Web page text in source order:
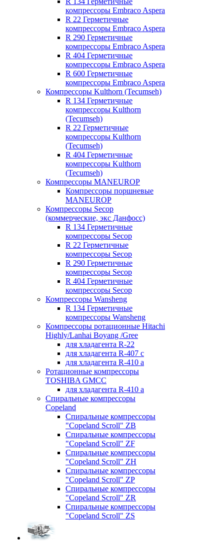
компрессоры Embraco Aspera
R 22 Герметичные
компрессоры Embraco Aspera
R 290 Герметичные
компрессоры Embraco Aspera
R 404 Герметичные
компрессоры Embraco Aspera
R 600 Герметичные
компрессоры Embraco Aspera
Компрессоры Kulthorn (Tecumseh)
R 134 Герметичные
компрессоры Kulthorn
(Tecumseh)
R 22 Герметичные
компрессоры Kulthorn
(Tecumseh)
R 404 Герметичные
компрессоры Kulthorn
(Tecumseh)
Компрессоры MANEUROP
Компрессоры поршневые
MANEUROP
Компрессоры Secop
(коммерческие, экс Данфосс)
R 134 Герметичные
компрессоры Secop
R 22 Герметичные
компрессоры Secop
R 290 Герметичные
компрессоры Secop
R 404 Герметичные
компрессоры Secop
Компрессоры Wansheng
R 134 Герметичные
компрессоры Wansheng
Компрессоры ротационные Hitachi
Highly/Lanhai Boyang /Gree
для хладагента R-22
для хладагента R-407 с
для хладагента R-410 а
Ротационные компрессоры
TOSHIBA GMCC
для хладагента R-410 а
Спиральные компрессоры
Copeland
Спиральные компрессоры
"Copeland Scroll" ZB
Спиральные компрессоры
"Copeland Scroll" ZF
Спиральные компрессоры
"Copeland Scroll" ZH
Спиральные компрессоры
"Copeland Scroll" ZP
Спиральные компрессоры
"Copeland Scroll" ZR
Спиральные компрессоры
"Copeland Scroll" ZS